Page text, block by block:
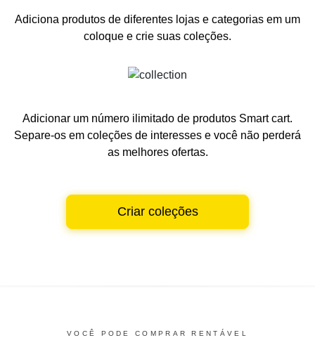
Adiciona produtos de diferentes lojas e categorias em um
coloque e crie suas coleções.
Adicionar um número ilimitado de produtos Smart cart.
Separe-os em coleções de interesses e você não perderá
as melhores ofertas.
Criar coleções
VOCÊ PODE COMPRAR RENTÁVEL